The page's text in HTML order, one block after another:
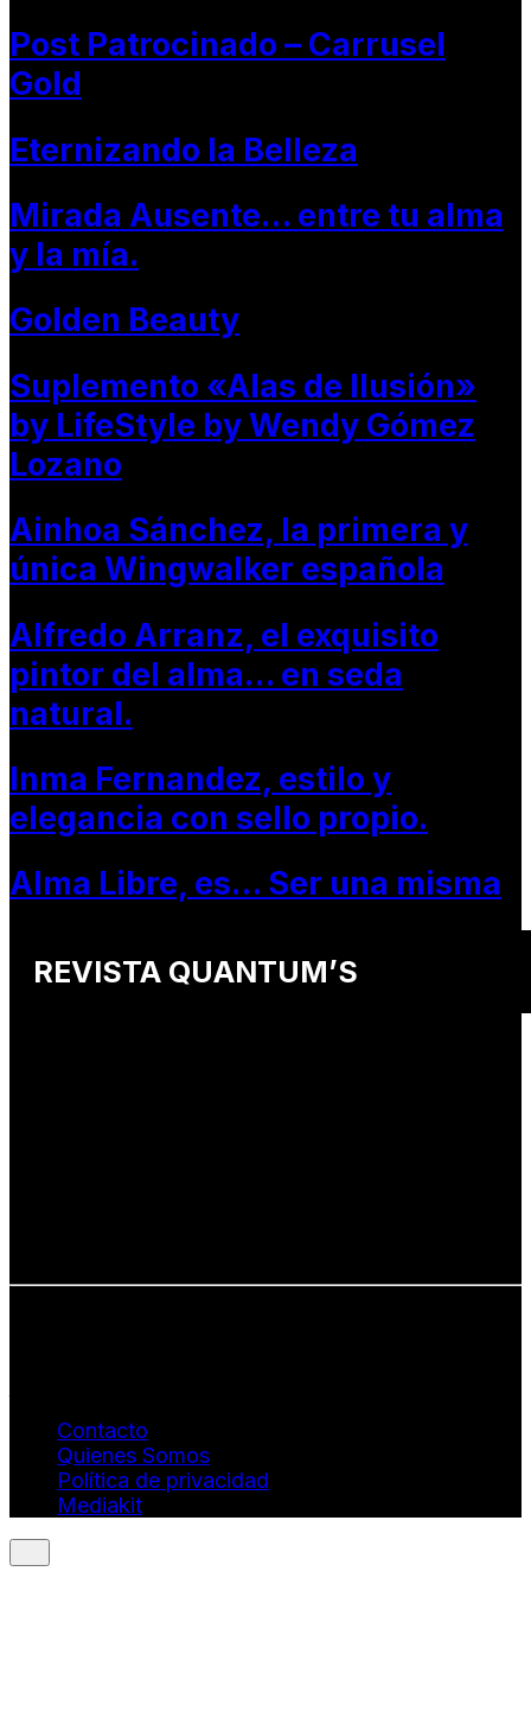
Post Patrocinado – Carrusel
Gold
Eternizando la Belleza
Mirada Ausente… entre tu alma
y la mía.
Golden Beauty
Suplemento «Alas de Ilusión»
by LifeStyle by Wendy Gómez
Lozano
Ainhoa Sánchez, la primera y
única Wingwalker española
Alfredo Arranz, el exquisito
pintor del alma… en seda
natural.
Inma Fernandez, estilo y
elegancia con sello propio.
Alma Libre, es… Ser una misma
REVISTA QUANTUM’S
Contacto
Quienes Somos
Política de privacidad
Mediakit